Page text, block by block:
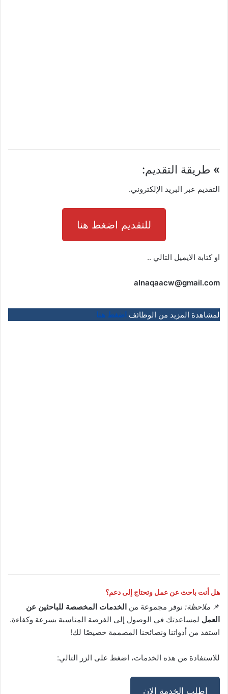
» طريقة التقديم:
التقديم عبر البريد الإلكتروني.
للتقديم اضغط هنا
او كتابة الايميل التالي ..
alnaqaacw@gmail.com
لمشاهدة المزيد من الوظائف اضغط هنا
هل أنت باحث عن عمل وتحتاج إلى دعم؟
📌 ملاحظة: نوفر مجموعة من الخدمات المخصصة للباحثين عن
العمل لمساعدتك في الوصول إلى الفرصة المناسبة بسرعة وكفاءة.
استفد من أدواتنا ونصائحنا المصممة خصيصًا لك!
للاستفادة من هذه الخدمات، اضغط على الزر التالي:
اطلب الخدمة الان